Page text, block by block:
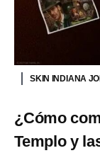
SKIN INDIANA
¿Cómo
Templo y